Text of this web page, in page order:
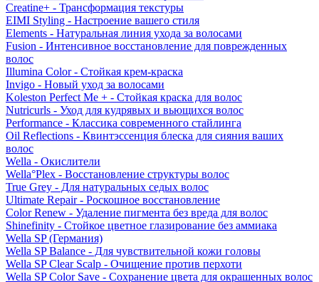
Creatine+ - Трансформация текстуры
EIMI Styling - Настроение вашего стиля
Elements - Натуральная линия ухода за волосами
Fusion - Интенсивное восстановление для поврежденных
волос
Illumina Color - Стойкая крем-краска
Invigo - Новый уход за волосами
Koleston Perfect Me + - Стойкая краска для волос
Nutricurls - Уход для кудрявых и вьющихся волос
Performance - Классика современного стайлинга
Oil Reflections - Квинтэссенция блеска для сияния ваших
волос
Wella - Окислители
Wella°Plex - Восстановление структуры волос
True Grey - Для натуральных седых волос
Ultimate Repair - Роскошное восстановление
Color Renew - Удаление пигмента без вреда для волос
Shinefinity - Стойкое цветное глазирование без аммиака
Wella SP (Германия)
Wella SP Balance - Для чувствительной кожи головы
Wella SP Clear Scalp - Очищение против перхоти
Wella SP Color Save - Сохранение цвета для окрашенных волос